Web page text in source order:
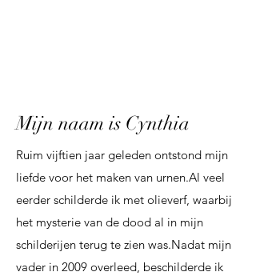
Mijn naam is Cynthia
Ruim vijftien jaar geleden ontstond mijn
liefde voor het maken van urnen.Al veel
eerder schilderde ik met olieverf, waarbij
het mysterie van de dood al in mijn
schilderijen terug te zien was.Nadat mijn
vader in 2009 overleed, beschilderde ik